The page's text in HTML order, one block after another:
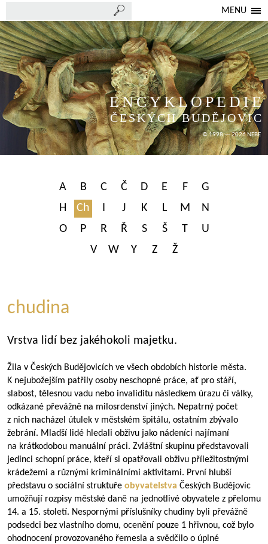
MENU
ENCYKLOPEDIE
ČESKÝCH BUDĚJOVIC
© 1998 — 2026 NEBE
A B C Č D E F
G
H
Ch I J K L M
N
O
P R Ř S Š T
U
V
W Y Z Ž
chudina
Vrstva lidí bez jakéhokoli majetku.
Žila v Českých Budějovicích ve všech obdobích historie města.
K nejubožejším patřily osoby neschopné práce, ať pro stáří,
slabost, tělesnou vadu nebo invaliditu následkem úrazu či války,
odkázané převážně na milosrdenství jiných. Nepatrný počet
z nich nacházel útulek v městském špitálu, ostatním zbývalo
žebrání. Mladší lidé hledali obživu jako nádeníci najímaní
na krátkodobou manuální práci. Zvláštní skupinu představovali
jedinci schopní práce, kteří si opatřovali obživu příležitostnými
krádežemi a různými kriminálními aktivitami. První hlubší
představu o sociální struktuře obyvatelstva Českých Budějovic
umožňují rozpisy městské daně na jednotlivé obyvatele z přelomu
14. a 15. století. Nespornými příslušníky chudiny byli převážně
podsedci bez vlastního domu, ocenění pouze 1 hřivnou, což bylo
ohodnocení provozovaného řemesla a svědčilo o úplné